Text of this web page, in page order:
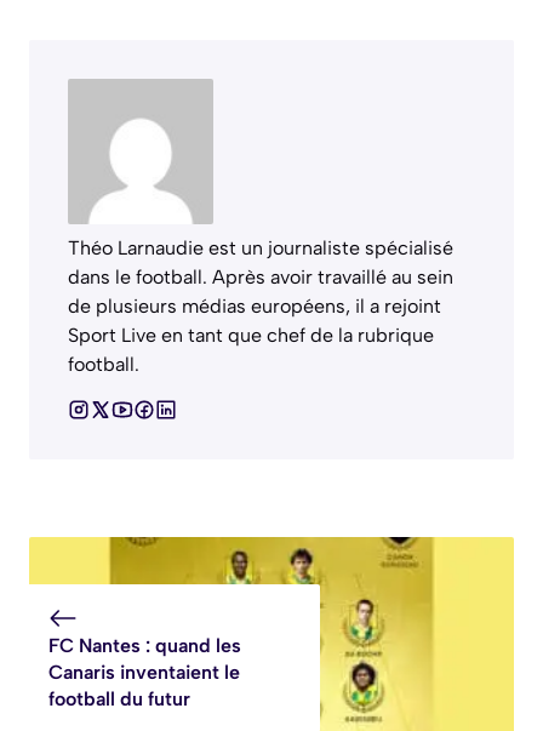
Théo Larnaudie est un journaliste spécialisé
dans le football. Après avoir travaillé au sein
de plusieurs médias européens, il a rejoint
Sport Live en tant que chef de la rubrique
football.
FC Nantes : quand les
Canaris inventaient le
football du futur